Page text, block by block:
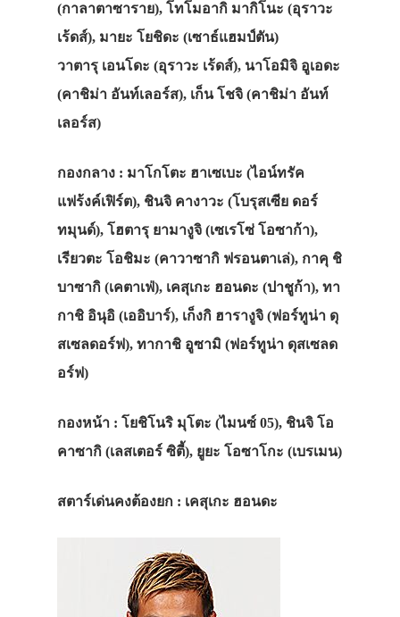
(กาลาตาซาราย), โทโมอากิ มากิโนะ (อุราวะ
เร้ดส์), มายะ โยชิดะ (เซาธ์แฮมป์ตัน)
วาตารุ เอนโดะ (อุราวะ เร้ดส์), นาโอมิจิ อูเอดะ
(คาชิม่า อันท์เลอร์ส), เก็น โชจิ (คาชิม่า อันท์
เลอร์ส)
กองกลาง : มาโกโตะ ฮาเซเบะ (ไอน์ทรัค
แฟร้งค์เฟิร์ต), ชินจิ คางาวะ (โบรุสเซีย ดอร์
ทมุนด์), โฮตารุ ยามางูจิ (เซเรโซ่ โอซาก้า),
เรียวตะ โอชิมะ (คาวาซากิ ฟรอนตาเล่), กาคุ ชิ
บาซากิ (เคตาเฟ่), เคสุเกะ ฮอนดะ (ปาชูก้า), ทา
กาชิ อินุอิ (เออิบาร์), เก็งกิ ฮารางูจิ (ฟอร์ทูน่า ดุ
สเซลดอร์ฟ), ทากาชิ อูซามิ (ฟอร์ทูน่า ดุสเซลด
อร์ฟ)
กองหน้า : โยชิโนริ มุโตะ (ไมนซ์ 05), ชินจิ โอ
คาซากิ (เลสเตอร์ ซิตี้), ยูยะ โอซาโกะ (เบรเมน)
สตาร์เด่นคงต้องยก : เคสุเกะ ฮอนดะ